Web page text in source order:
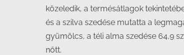
közeledik, a termésátlagok
és a szilva szedése mutatta a
gyümölcs, a téli alma szedése 64,9
nőtt.